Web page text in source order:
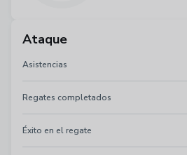
Ataque
Asistencias
Regates completados
Éxito en el regate